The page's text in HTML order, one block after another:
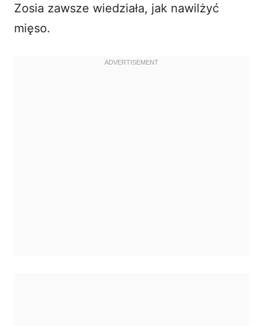
Zosia zawsze wiedziała, jak nawilżyć
mięso.